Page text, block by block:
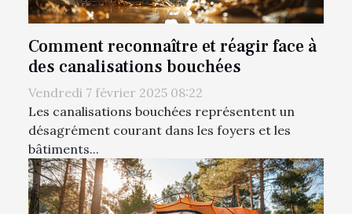
Comment reconnaître et réagir face à
des canalisations bouchées
Vendredi 7 février 2025 08:22
Les canalisations bouchées représentent un
désagrément courant dans les foyers et les
bâtiments...